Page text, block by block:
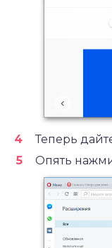
Теперь
Опять